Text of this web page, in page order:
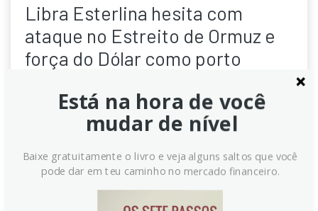
Libra Esterlina hesita com
ataque no Estreito de Ormuz e
força do Dólar como porto
A Libra Esterlina (GBP) mostra cautela diante de
riscos geopolíticos no Estreito de Ormuz e
Americano (USD) ganha força como ativo de refúgio,
limitando a recuperação do par GBP/USD.
Está na hora de você
mudar de nível
Baixe gratuitamente o livro e veja alguns saltos que você
pode dar em teu caminho no mercado financeiro.